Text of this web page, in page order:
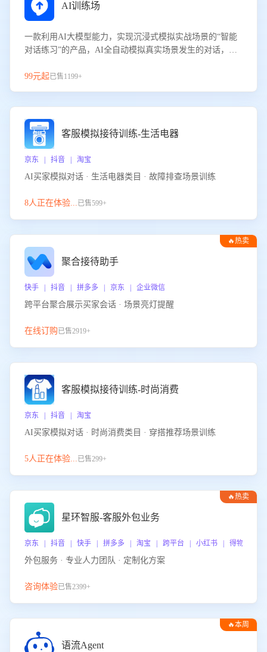
AI训练场
一款利用AI大模型能力，实现沉浸式模拟实战场景的“智能
对话练习”的产品，AI全自动模拟真实场景发生的对话，企
服能力。
99元起已售1199+
客服模拟接待训练-生活电器
京东 | 抖音 | 淘宝
AI买家模拟对话 · 生活电器类目 · 故障排查场景训练
8人正在体验...已售599+
🔥热卖
聚合接待助手
快手 | 抖音 | 拼多多 | 京东 | 企业微信
跨平台聚合展示买家会话 · 场景亮灯提醒
在线订购已售2919+
客服模拟接待训练-时尚消费
京东 | 抖音 | 淘宝
AI买家模拟对话 · 时尚消费类目 · 穿搭推荐场景训练
5人正在体验...已售299+
🔥热卖
星环智服-客服外包业务
京东 | 抖音 | 快手 | 拼多多 | 淘宝 | 跨平台 | 小红书 | 得物 | 企
外包服务 · 专业人力团队 · 定制化方案
咨询体验已售2399+
🔥本周
语流Agent